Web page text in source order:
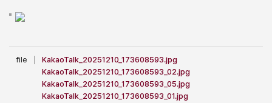
file
KakaoTalk_20251210_173608593.jpg
KakaoTalk_20251210_173608593_02.jpg
KakaoTalk_20251210_173608593_05.jpg
KakaoTalk_20251210_173608593_01.jpg